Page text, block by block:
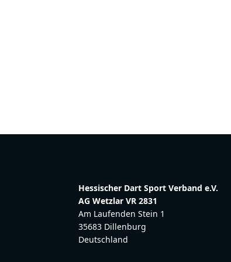
Hessischer Dart Sport Verband e.V.
AG Wetzlar VR 2831
Am Laufenden Stein 1
35683 Dillenburg
Deutschland